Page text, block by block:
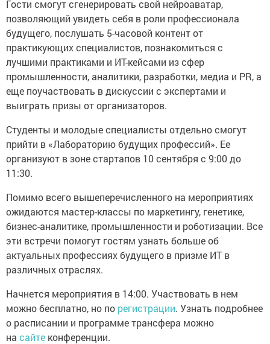
Гости смогут сгенерировать свой нейроаватар,
позволяющий увидеть себя в роли профессионала
будущего, послушать 5-часовой контент от
практикующих специалистов, познакомиться с
лучшими практиками и ИТ-кейсами из сфер
промышленности, аналитики, разработки, медиа и PR, а
еще поучаствовать в дискуссии с экспертами и
выиграть призы от организаторов.
Студенты и молодые специалисты отдельно смогут
прийти в «Лабораторию будущих профессий». Ее
организуют в зоне стартапов 10 сентября с 9:00 до
11:30.
Помимо всего вышеперечисленного на мероприятиях
ожидаются мастер-классы по маркетингу, генетике,
бизнес-аналитике, промышленности и роботизации. Все
эти встречи помогут гостям узнать больше об
актуальных профессиях будущего в призме ИТ в
различных отраслях.
Начнется мероприятия в 14:00. Участвовать в нем
можно бесплатно, но по регистрации. Узнать подробнее
о расписании и программе трансфера можно
на сайте конференции.